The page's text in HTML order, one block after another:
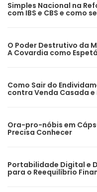
Simples Nacional na
com IBS e CBS e como
O Poder Destrutivo da
A Covardia como
Como Sair do
contra Venda Casada
Ora-pro-nóbis em
Precisa Conhecer
Portabilidade Digital e
para o Reequilíbrio